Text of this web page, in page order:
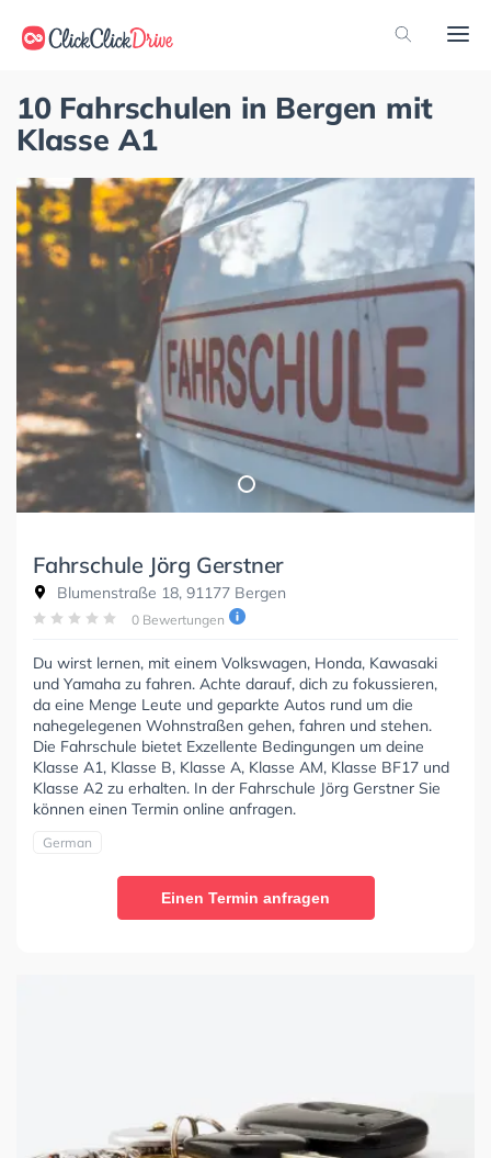
10 Fahrschulen in Bergen mit
Klasse A1
Fahrschule Jörg Gerstner
Blumenstraße 18, 91177 Bergen
0 Bewertungen
Du wirst lernen, mit einem Volkswagen, Honda, Kawasaki
und Yamaha zu fahren. Achte darauf, dich zu fokussieren,
da eine Menge Leute und geparkte Autos rund um die
nahegelegenen Wohnstraßen gehen, fahren und stehen.
Die Fahrschule bietet Exzellente Bedingungen um deine
Klasse A1, Klasse B, Klasse A, Klasse AM, Klasse BF17 und
Klasse A2 zu erhalten. In der Fahrschule Jörg Gerstner Sie
können einen Termin online anfragen.
German
Einen Termin anfragen